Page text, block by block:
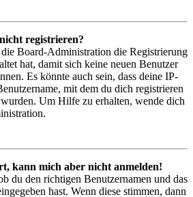
registrieren?
die Board-Administration die Registrierung
hat, damit sich keine neuen Benutzer
Es könnte auch sein, dass deine IP-
mit dem du dich registrieren
Um Hilfe zu erhalten, wende dich
kann mich aber nicht anmelden!
du den richtigen Benutzernamen und das
hast. Wenn diese stimmen, dann